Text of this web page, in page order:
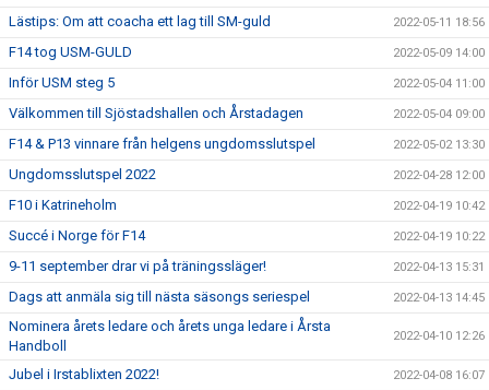
Lästips: Om att coacha ett lag till SM-guld 2022-05-11 18:56
F14 tog USM-GULD 2022-05-09 14:00
Inför USM steg 5 2022-05-04 11:00
Välkommen till Sjöstadshallen och Årstadagen 2022-05-04 09:00
F14 & P13 vinnare från helgens ungdomsslutspel 2022-05-02 13:30
Ungdomsslutspel 2022 2022-04-28 12:00
F10 i Katrineholm 2022-04-19 10:42
Succé i Norge för F14 2022-04-19 10:22
9-11 september drar vi på träningssläger! 2022-04-13 15:31
Dags att anmäla sig till nästa säsongs seriespel 2022-04-13 14:45
Nominera årets ledare och årets unga ledare i Årsta
Handboll
2022-04-10 12:26
Jubel i Irstablixten 2022! 2022-04-08 16:07